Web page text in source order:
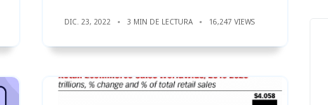
DIC. 23, 2022 3 MIN DE LECTURA 16,247 VIEWS